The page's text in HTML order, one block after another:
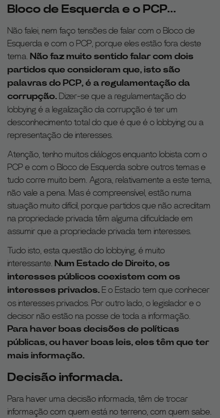
Bloco de Esquerda e o PCP…
Não falei, nem faço tensões de falar com o Bloco de
Esquerda e com o PCP, porque eles estão fora deste
tema. Não faz muito sentido falar com dois
partidos que consideram que, isto são
palavras do PCP, é a regulamentação da
corrupção.Dizer-se que a regulamentação do
lobbying é a legalização da corrupção é ter um
desconhecimento total do que é que é o lobbying ou a
representação de interesses.
Atenção, tenho muitos diálogos enquanto lobista com o
PCP e com o Bloco de Esquerda sobre outros temas e
tudo corre muito bem. Agora, relativamente a este tema,
não vale a pena. Mas é compreensível, estão numa
situação muito difícil, porque partidos que não acreditam
na propriedade privada têm alguma dificuldade em
assumir que a propriedade privada tem interesses.
Tudo isto, esta questão do lobbying, é muito
interessante. Num Estado de Direito, os
interesses públicos coexistem com os
interesses privados.E o Estado tem que conhecer
os interesses privados. Por outro lado, o legislador e o
decisor não estão na posse de toda a informação.
Para haver boas decisões de políticas
públicas, ou haver boas leis, eles têm que ter
mais informação.
Decisão informada.
Para haver uma decisão informada, têm de trocar
informação com quem está no terreno, com quem sabe.